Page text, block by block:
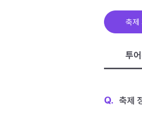
축제
투
Q. 축제